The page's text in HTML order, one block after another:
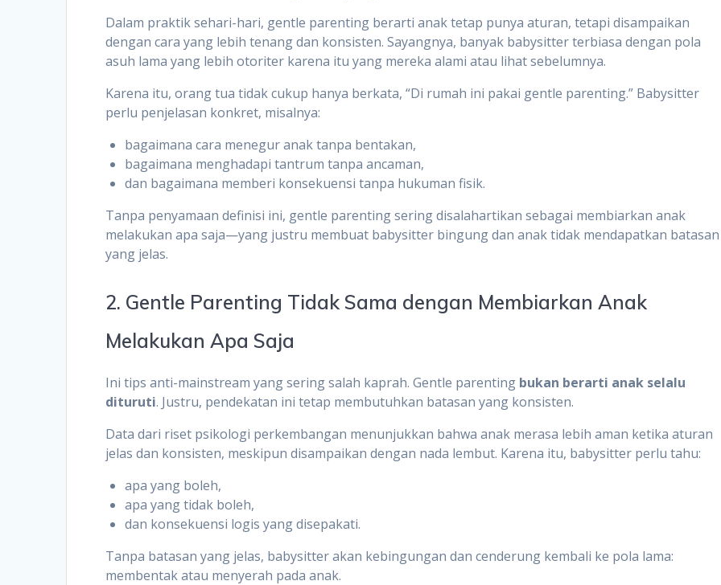
Dalam praktik sehari-hari, gentle parenting berarti anak tetap punya aturan, tetapi disampaikan
dengan cara yang lebih tenang dan konsisten. Sayangnya, banyak babysitter terbiasa dengan pola
asuh lama yang lebih otoriter karena itu yang mereka alami atau lihat sebelumnya.
Karena itu, orang tua tidak cukup hanya berkata, “Di rumah ini pakai gentle parenting.” Babysitter
perlu penjelasan konkret, misalnya:
bagaimana cara menegur anak tanpa bentakan,
bagaimana menghadapi tantrum tanpa ancaman,
dan bagaimana memberi konsekuensi tanpa hukuman fisik.
Tanpa penyamaan definisi ini, gentle parenting sering disalahartikan sebagai membiarkan anak
melakukan apa saja—yang justru membuat babysitter bingung dan anak tidak mendapatkan batasan
yang jelas.
2. Gentle Parenting Tidak Sama dengan Membiarkan Anak
Melakukan Apa Saja
Ini tips anti-mainstream yang sering salah kaprah. Gentle parenting bukan berarti anak selalu
dituruti. Justru, pendekatan ini tetap membutuhkan batasan yang konsisten.
Data dari riset psikologi perkembangan menunjukkan bahwa anak merasa lebih aman ketika aturan
jelas dan konsisten, meskipun disampaikan dengan nada lembut. Karena itu, babysitter perlu tahu:
apa yang boleh,
apa yang tidak boleh,
dan konsekuensi logis yang disepakati.
Tanpa batasan yang jelas, babysitter akan kebingungan dan cenderung kembali ke pola lama:
membentak atau menyerah pada anak.